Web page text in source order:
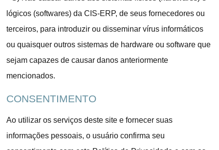
lógicos (softwares) da CIS-ERP, de seus fornecedores ou
terceiros, para introduzir ou disseminar vírus informáticos
ou quaisquer outros sistemas de hardware ou software que
sejam capazes de causar danos anteriormente
mencionados.
CONSENTIMENTO
Ao utilizar os serviços deste site e fornecer suas
informações pessoais, o usuário confirma seu